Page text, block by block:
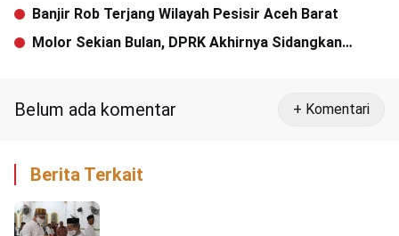
Banjir Rob Terjang Wilayah Pesisir Aceh Barat
Molor Sekian Bulan, DPRK Akhirnya Sidangkan
Belum ada komentar + Komentari
Berita Terkait